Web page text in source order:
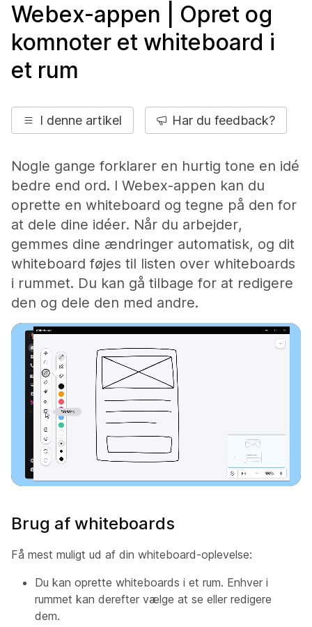
Webex-appen | Opret og
komnoter et whiteboard i
et rum
I denne artikel Har du feedback?
Nogle gange forklarer en hurtig tone en idé
bedre end ord. I Webex-appen kan du
oprette en whiteboard og tegne på den for
at dele dine idéer. Når du arbejder,
gemmes dine ændringer automatisk, og dit
whiteboard føjes til listen over whiteboards
i rummet. Du kan gå tilbage for at redigere
den og dele den med andre.
Brug af whiteboards
Få mest muligt ud af din whiteboard-oplevelse:
Du kan oprette whiteboards i et rum. Enhver i
rummet kan derefter vælge at se eller redigere
dem.